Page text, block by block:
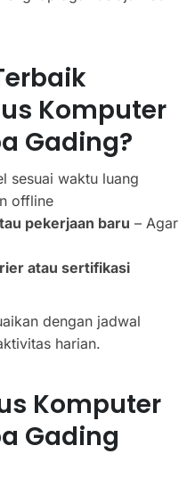
Komputer
Gading?
sesuai waktu luang
offline
pekerjaan baru – Agar
atau sertifikasi
dengan jadwal
harian.
Komputer
Gading